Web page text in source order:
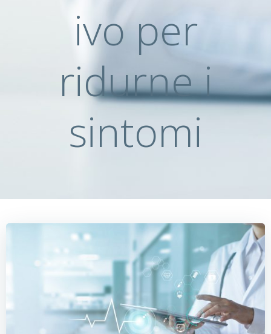
ivo per
ridurne i
sintomi